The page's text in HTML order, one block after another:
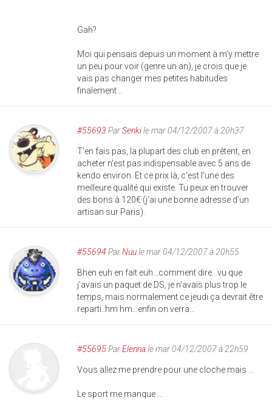
Gah?
Moi qui pensais depuis un moment à m'y mettre
un peu pour voir (genre un an), je crois que je
vais pas changer mes petites habitudes
finalement...
#55693 ParSenkile mar 04/12/2007 à 20h37
T'en fais pas, la plupart des club en prêtent, en
acheter n'est pas indispensable avec 5 ans de
kendo environ. Et ce prix là, c'est l'une des
meilleure qualité qui existe. Tu peux en trouver
des bons à 120€ (j'ai une bonne adresse d'un
artisan sur Paris).
#55694 ParNuule mar 04/12/2007 à 20h55
Bhen euh en fait euh...comment dire...vu que
j'avais un paquet de DS, je n'avais plus trop le
temps, mais normalement ce jeudi ça devrait être
reparti..hm hm...enfin on verra...
#55695ParElennale mar 04/12/2007 à 22h59
Vous allez me prendre pour une cloche mais ...
Le sport me manque ...